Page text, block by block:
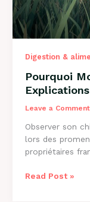
Digestion &
Pourquoi
Leave a Comment
Observer son
lors des
propriétaires
Pourquoi
Read Post »